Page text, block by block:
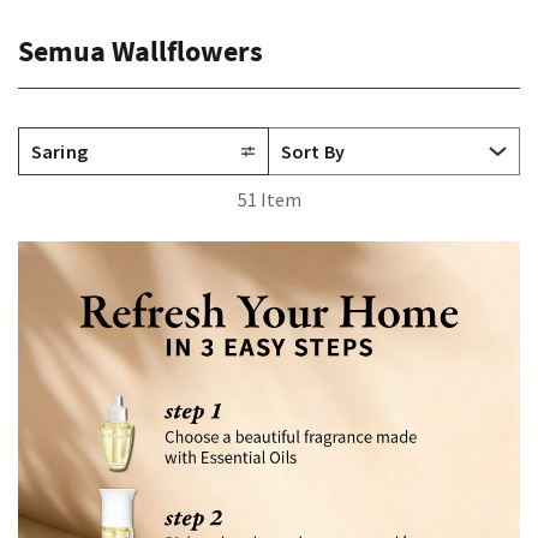
Semua Wallflowers
Saring
51 Item